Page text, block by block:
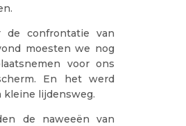
de confrontatie van
moesten we nog
voor ons
En het werd
kleine lijdensweg.
de naweeën van